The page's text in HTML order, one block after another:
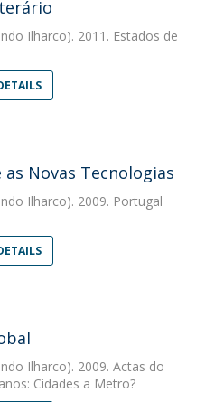
Ilharco). 2011. Estados de
Novas Tecnologias
Ilharco). 2009. Portugal
Ilharco). 2009. Actas do
Cidades a Metro?